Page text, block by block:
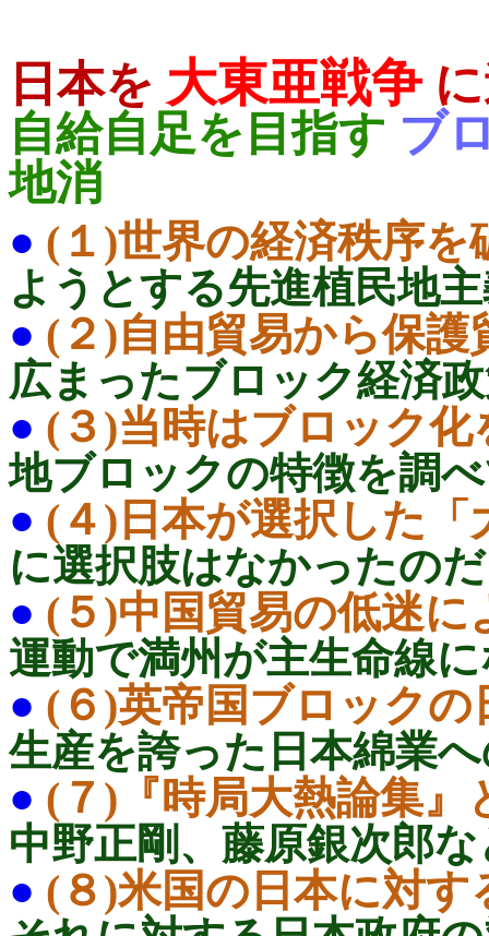
日本を 大東亜戦争に
自給自足を目指す ブ
地消
● (１)世界の経済秩序
ようとする先進植民地
● (２)自由貿易から保
広まったブロック経済
● (３)当時はブロック
地ブロックの特徴を調
● (４)日本が選択した
に選択肢はなかったの
● (５)中国貿易の低迷
運動で満州が主生命線
● (６)英帝国ブロック
生産を誇った日本綿業
● (７)『時局大熱論集
中野正剛、藤原銀次郎
● (８)米国の日本に対